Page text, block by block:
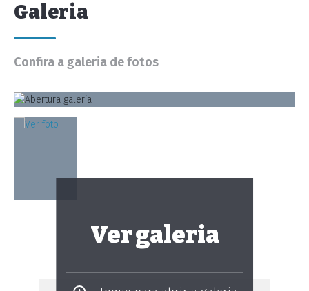
Galeria
Confira a galeria de fotos
Ver galeria